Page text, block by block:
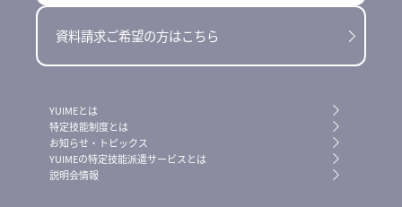
資料請求ご希望の方はこちら
YUIMEとは
特定技能制度とは
お知らせ・トピックス
YUIMEの特定技能派遣サービスとは
説明会情報